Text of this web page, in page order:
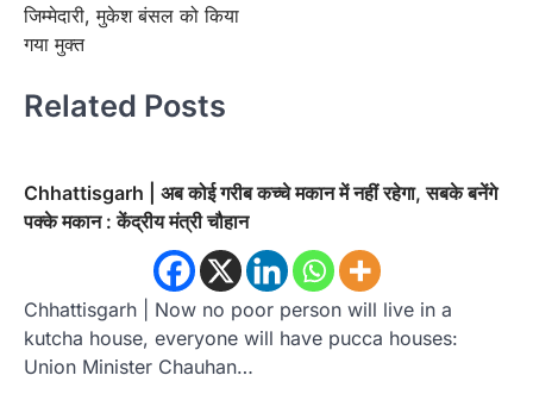
जिम्मेदारी, मुकेश बंसल को किया
गया मुक्त
Related Posts
Chhattisgarh | अब कोई गरीब कच्चे मकान में नहीं रहेगा, सबके बनेंगे
पक्के मकान : केंद्रीय मंत्री चौहान
Chhattisgarh | Now no poor person will live in a
kutcha house, everyone will have pucca houses:
Union Minister Chauhan…